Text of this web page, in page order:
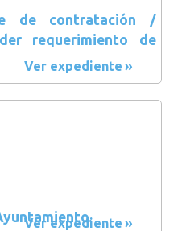
de contratación /
requerimiento de
Ver expediente
Ver expediente